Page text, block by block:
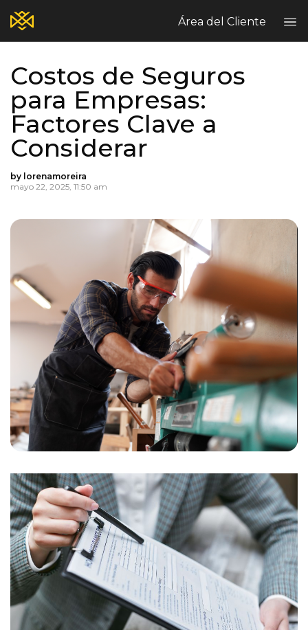
Área del Cliente
Home
Blog
Seguros Comerciales
Seguros Personales
Hable con nosotros
Reclamos | Claims
Enviar Reclamo
PT EN ES
Costos de Seguros
para Empresas:
Factores Clave a
Considerar
by lorenamoreira
mayo 22, 2025, 11:50 am